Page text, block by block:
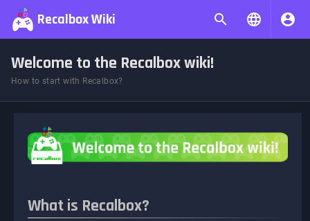
Recalbox Wiki
Welcome to the Recalbox wiki!
How to start with Recalbox?
What is Recalbox?